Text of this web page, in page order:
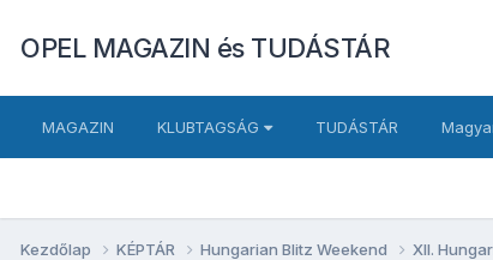
OPEL MAGAZIN és TUDÁSTÁR
MAGAZIN KLUBTAGSÁG TUDÁSTÁR
Kezdőlap KÉPTÁR Hungarian Blitz Weekend XII.